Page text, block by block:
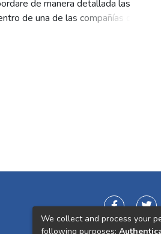
de manera detallada las
de una de las compañías de
con una contextualizando del
We collect and process your
following purposes: